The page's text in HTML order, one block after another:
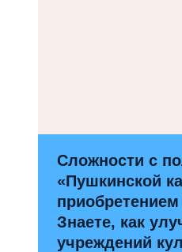
Сложности с
«Пушкинской
Знаете, как
учреждений